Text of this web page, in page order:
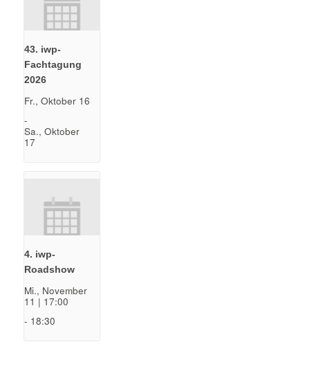
43. iwp-
Fachtagung
2026
Fr., Oktober 16
-
Sa., Oktober
17
4. iwp-
Roadshow
Mi., November
11 | 17:00
- 18:30